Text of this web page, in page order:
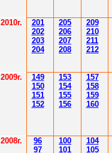
2010г.
201
202
203
204
205
206
207
208
209
210
211
212
2009г.
149
150
151
152
153
154
155
156
157
158
159
160
2008г.
96
97
100
101
104
105